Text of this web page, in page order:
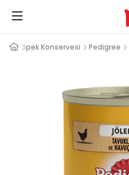
Köpek Konservesi Pedigree